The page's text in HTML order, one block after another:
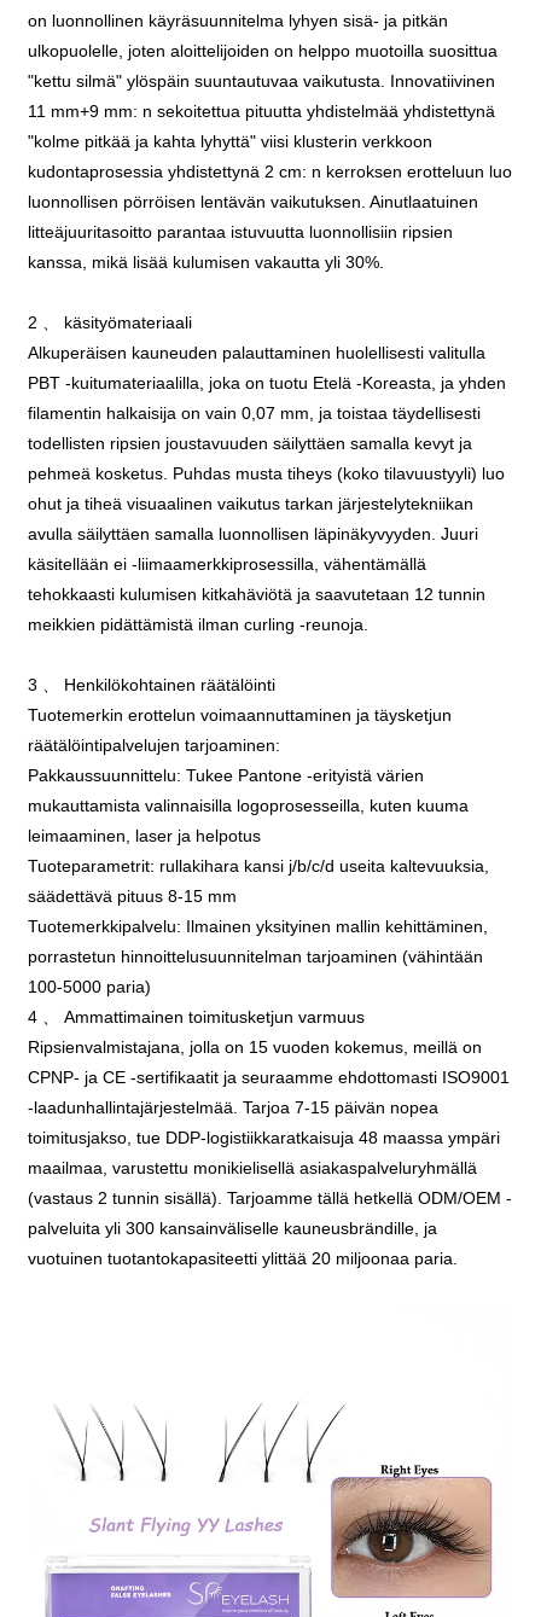
on luonnollinen käyräsuunnitelma lyhyen sisä- ja pitkän
ulkopuolelle, joten aloittelijoiden on helppo muotoilla suosittua
"kettu silmä" ylöspäin suuntautuvaa vaikutusta. Innovatiivinen
11 mm+9 mm: n sekoitettua pituutta yhdistelmää yhdistettynä
"kolme pitkää ja kahta lyhyttä" viisi klusterin verkkoon
kudontaprosessia yhdistettynä 2 cm: n kerroksen erotteluun luo
luonnollisen pörröisen lentävän vaikutuksen. Ainutlaatuinen
litteäjuuritasoitto parantaa istuvuutta luonnollisiin ripsien
kanssa, mikä lisää kulumisen vakautta yli 30%.
2 、 käsityömateriaali
Alkuperäisen kauneuden palauttaminen huolellisesti valitulla
PBT -kuitumateriaalilla, joka on tuotu Etelä -Koreasta, ja yhden
filamentin halkaisija on vain 0,07 mm, ja toistaa täydellisesti
todellisten ripsien joustavuuden säilyttäen samalla kevyt ja
pehmeä kosketus. Puhdas musta tiheys (koko tilavuustyyli) luo
ohut ja tiheä visuaalinen vaikutus tarkan järjestelytekniikan
avulla säilyttäen samalla luonnollisen läpinäkyvyyden. Juuri
käsitellään ei -liimaamerkkiprosessilla, vähentämällä
tehokkaasti kulumisen kitkahäviötä ja saavutetaan 12 tunnin
meikkien pidättämistä ilman curling -reunoja.
3 、 Henkilökohtainen räätälöinti
Tuotemerkin erottelun voimaannuttaminen ja täysketjun
räätälöintipalvelujen tarjoaminen:
Pakkaussuunnittelu: Tukee Pantone -erityistä värien
mukauttamista valinnaisilla logoprosesseilla, kuten kuuma
leimaaminen, laser ja helpotus
Tuoteparametrit: rullakihara kansi j/b/c/d useita kaltevuuksia,
säädettävä pituus 8-15 mm
Tuotemerkkipalvelu: Ilmainen yksityinen mallin kehittäminen,
porrastetun hinnoittelusuunnitelman tarjoaminen (vähintään
100-5000 paria)
4 、 Ammattimainen toimitusketjun varmuus
Ripsienvalmistajana, jolla on 15 vuoden kokemus, meillä on
CPNP- ja CE -sertifikaatit ja seuraamme ehdottomasti ISO9001
-laadunhallintajärjestelmää. Tarjoa 7-15 päivän nopea
toimitusjakso, tue DDP-logistiikkaratkaisuja 48 maassa ympäri
maailmaa, varustettu monikielisellä asiakaspalveluryhmällä
(vastaus 2 tunnin sisällä). Tarjoamme tällä hetkellä ODM/OEM -
palveluita yli 300 kansainväliselle kauneusbrändille, ja
vuotuinen tuotantokapasiteetti ylittää 20 miljoonaa paria.